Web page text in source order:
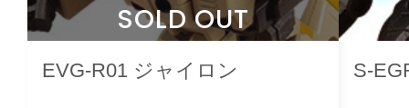
SOLD OUT
EVG-R01 ジャイロン S-